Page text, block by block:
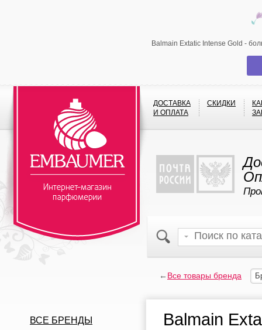
Balmain Extatic Intense Gold -
ДОСТАВКА
И ОПЛАТА
СКИДКИ
←Все товары бренда
Balmain
ВСЕ БРЕНДЫ